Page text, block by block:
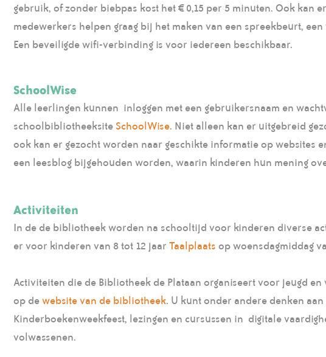
gebruik, of zonder biebpas kost het € 0,15 per 5 minuten. Ook kan
medewerkers helpen graag bij het maken van een spreekbeurt,
Een beveiligde wifi-verbinding is voor iedereen beschikbaar.
SchoolWise
Alle leerlingen kunnen inloggen met een gebruikersnaam en
schoolbibliotheeksite SchoolWise. Niet alleen kan er uitgebreid
ook kan er gezocht worden naar geschikte informatie op websites
een leesblog bijgehouden worden, waarin kinderen hun mening
Activiteiten
In de de bibliotheek worden na schooltijd voor kinderen diverse
er voor kinderen van 8 tot 12 jaar Taalplaats op woensdagmiddag
Activiteiten die de Bibliotheek de Plataan organiseert voor jeugd
op dewebsite van de bibliotheek. U kunt onder andere denken
Kinderboekenweekfeest, lezingen en cursussen in digitale
volwassenen.